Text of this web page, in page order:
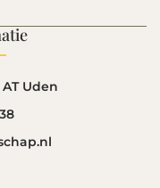
Uden